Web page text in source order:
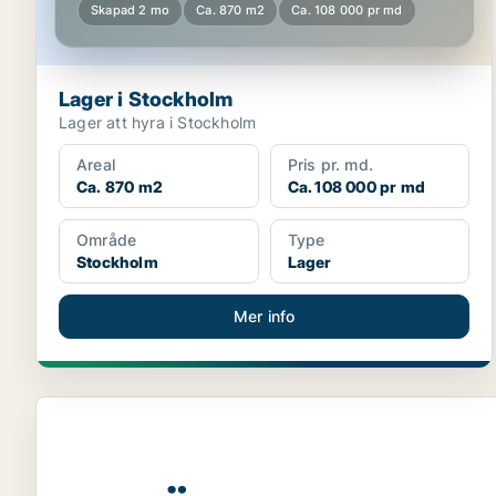
Skapad 2 mo Ca. 870 m2 Ca. 108 000 pr md
Lager i Stockholm
Lager att hyra i Stockholm
Areal
Ca. 870 m2
Pris pr. md.
Ca. 108 000 pr md
Område
Stockholm
Type
Lager
Mer info